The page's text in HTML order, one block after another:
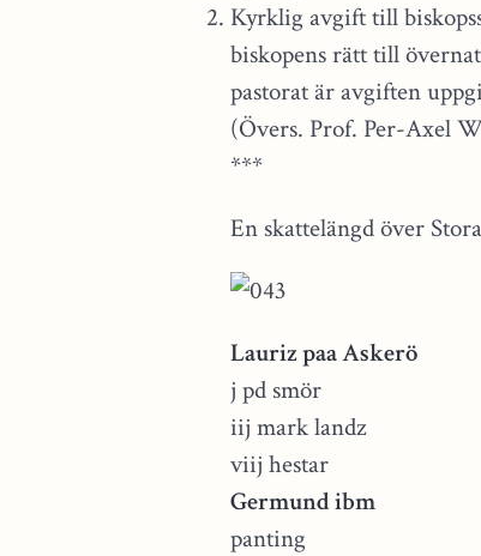
Kyrklig avgift till
biskopens rätt till
pastorat är avgiften
(Övers. Prof. Per-Axel
***
En skattelängd över
Lauriz paa Askerö
j pd smör
iij mark landz
viij hestar
Germund ibm
panting